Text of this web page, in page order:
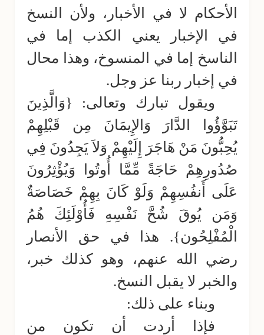
الأحكام لا في الأخبار، ولأن النسخ
في الإخبار يعني الكذب إما في
الناسخ إما في المنسوخ، وهذا محال
في إخبار ربنا عز وجل.
ويقول تبارك وتعالى: {وَالَّذِينَ
تَبَوَّؤُوا الدَّارَ وَالإِيمَانَ مِن قَبْلِهِمْ
يُحِبُّونَ مَنْ هَاجَرَ إِلَيْهِمْ وَلاَ يَجِدُونَ فِي
صُدُورِهِمْ حَاجَةً مِّمَّا أُوتُوا وَيُؤْثِرُونَ
عَلَى أَنفُسِهِمْ وَلَوْ كَانَ بِهِمْ خَصَاصَةٌ
وَمَن يُوقَ شُحَّ نَفْسِهِ فَأُوْلَئِكَ هُمُ
الْمُفْلِحُون}. هذا في حق الأنصار
رضي الله عنهم، وهو كذلك خبر،
والخبر لا يقبل النسخ.
وبناء على ذلك:
فإذا أردت أن تكون من